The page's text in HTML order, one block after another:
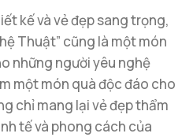
kế và vẻ đẹp sang trọng,
Thuật” cũng là một món
những người yêu nghệ
một món quà độc đáo cho
chỉ mang lại vẻ đẹp thẩm
tế và phong cách của